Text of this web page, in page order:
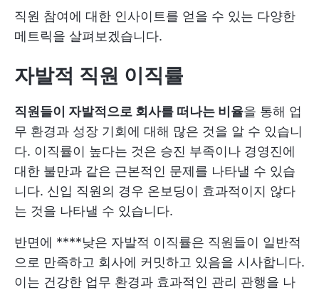
직원 참여에 대한 인사이트를 얻을 수 있는 다양한
메트릭을 살펴보겠습니다.
자발적 직원 이직률
직원들이 자발적으로 회사를 떠나는 비율을 통해 업
무 환경과 성장 기회에 대해 많은 것을 알 수 있습니
다. 이직률이 높다는 것은 승진 부족이나 경영진에
대한 불만과 같은 근본적인 문제를 나타낼 수 있습
니다. 신입 직원의 경우 온보딩이 효과적이지 않다
는 것을 나타낼 수 있습니다.
반면에 ****낮은 자발적 이직률은 직원들이 일반적
으로 만족하고 회사에 커밋하고 있음을 시사합니다.
이는 건강한 업무 환경과 효과적인 관리 관행을 나